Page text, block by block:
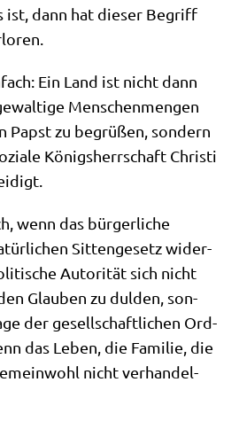
ist, dann hat die­ser Begriff
Ein Land ist nicht dann
Men­schen­men­gen
Papst zu begrü­ßen, son­dern
Königs­herr­schaft Chri­sti
wenn das bür­ger­li­che
Sit­ten­ge­setz wider­
Auto­ri­tät sich nicht
Glau­ben zu dul­den, son­
der gesell­schaft­li­chen Ord­
das Leben, die Fami­lie, die
nicht ver­han­del­